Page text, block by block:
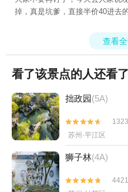
掉，真是坑爹，直接半价40进去
查看
看了该景点的人还看了
拙政园(5A)


苏州·平江区
狮子林(4A)

